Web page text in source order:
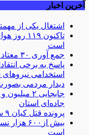
آخرین اخبار
اشتغال یکی از
تاکنون
است
جمع آوری ۳۰ معتاد متجاهر در ایلام
پاسخ به برخی
استخدامی
دیدار مردمی
جاده‌ای استان
پرونده قتل کیان ۹ ساله / رئیس قوه قضائیه شخصاً ورود کند
بیش
است